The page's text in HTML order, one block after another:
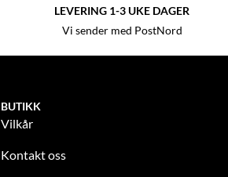
LEVERING 1-3 UKE DAGER
Vi sender med PostNord
BUTIKK
Vilkår
Kontakt oss